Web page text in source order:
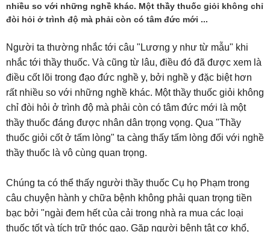
nhiều so với những nghề khác. Một thầy thuốc giỏi không chỉ
đòi hỏi ở trình độ mà phải còn có tâm đức mới ...
Người ta thường nhắc tới câu "Lương y như từ mẫu" khi
nhắc tới thầy thuốc. Và cũng từ lâu, điều đó đã được xem là
điều cốt lõi trong đạo đức nghề y, bởi nghề y đặc biệt hơn
rất nhiều so với những nghề khác. Một thầy thuốc giỏi không
chỉ đòi hỏi ở trình độ mà phải còn có tâm đức mới là một
thầy thuốc đáng được nhân dân trọng vọng. Qua "Thầy
thuốc giỏi cốt ở tấm lòng" ta càng thấy tấm lòng đối với nghề
thầy thuốc là vô cùng quan trọng.
Chúng ta có thể thấy người thầy thuốc Cụ họ Phạm trong
câu chuyện hành y chữa bệnh không phải quan trọng tiền
bạc bởi "ngài đem hết của cải trong nhà ra mua các loại
thuốc tốt và tích trữ thóc gạo. Gặp người bệnh tật cơ khổ,